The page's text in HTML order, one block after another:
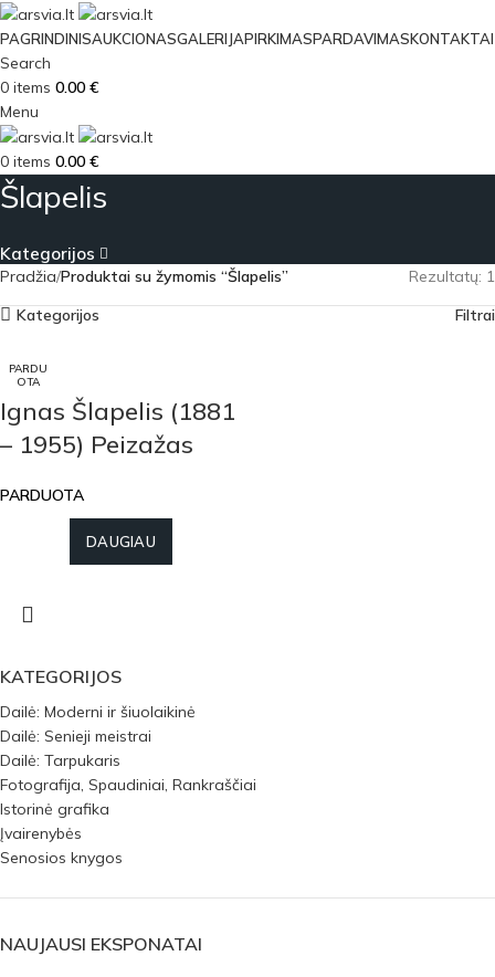
PAGRINDINISAUKCIONASGALERIJAPIRKIMASPARDAVIMASKONTAKTAI
Search
0 items 0.00 €
Menu
0 items 0.00 €
Šlapelis
Kategorijos
KATEGORIJOS
Dailė: Moderni ir šiuolaikinė
Dailė: Senieji meistrai
Dailė: Tarpukaris
Fotografija, Spaudiniai, Rankraščiai
Istorinė grafika
Įvairenybės
Senosios knygos
NAUJAUSI EKSPONATAI
Pradžia Produktai su žymomis “Šlapelis”
Rezultatų: 1
Kategorijos
Filtrai
PARDU
OTA
Ignas Šlapelis (1881
– 1955) Peizažas
PARDUOTA
DAUGIAU